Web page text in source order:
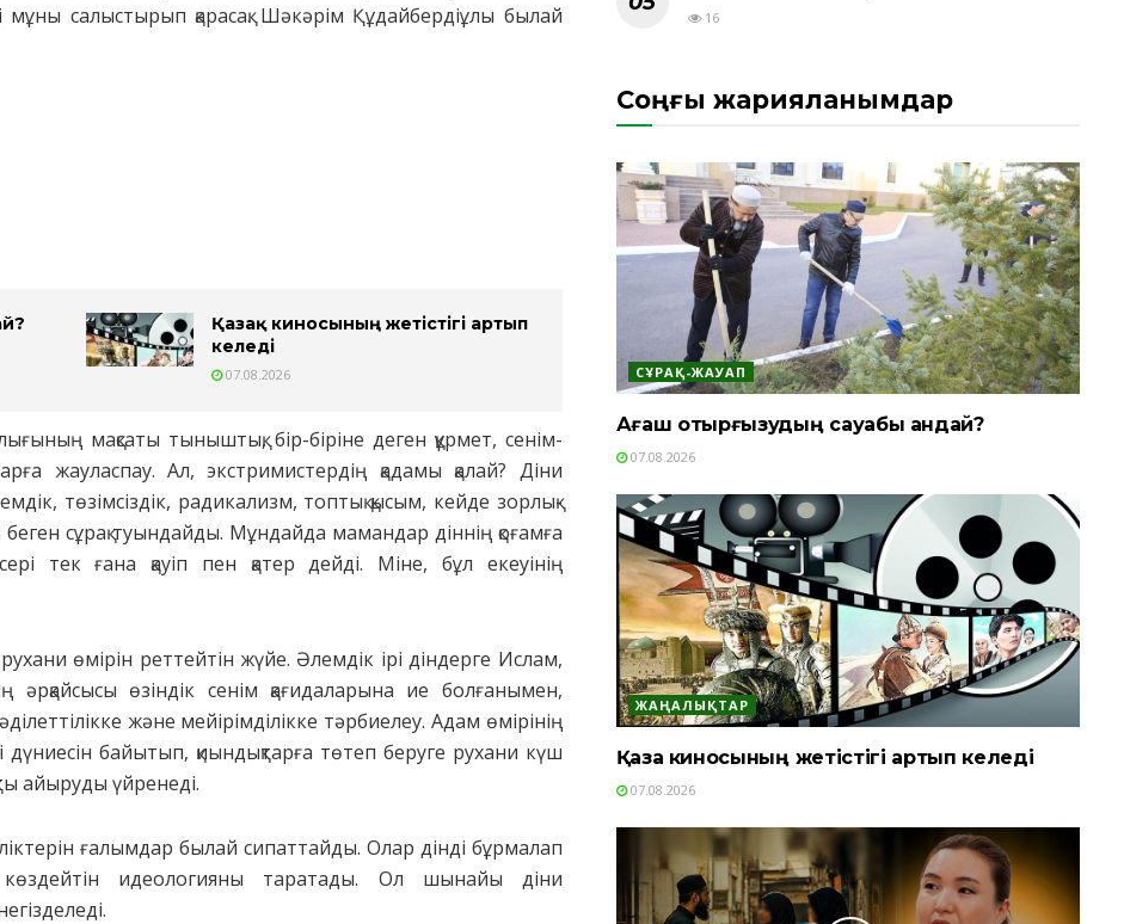
мұны салыстырып қарасақ. Шәкәрім Құдайбердіұлы былай
Қазақ киносының жетістігі артып
келеді
07.08.2026
мақсаты тыныштық, бір-біріне деген құрмет, сенім-
жауласпау. Ал, экстримистердің қадамы қалай? Діни
төзімсіздік, радикализм, топтық қысым, кейде зорлық-
беген сұрақ туындайды. Мұндайда мамандар діннің қоғамға
тек ғана қауіп пен қатер дейді. Міне, бұл екеуінің
өмірін реттейтін жүйе. Әлемдік ірі діндерге Ислам,
өзіндік сенім қағидаларына ие болғанымен,
және мейірімділікке тәрбиелеу. Адам өмірінің
байытып, қиындықтарға төтеп беруге рухани күш
айыруды үйренеді.
ғалымдар былай сипаттайды. Олар дінді бұрмалап
көздейтін идеологияны таратады. Ол шынайы діни
16
Соңғы жарияланымдар
СҰРАҚ-ЖАУАП
Ағаш отырғызудың сауабы қандай?
07.08.2026
ЖАҢАЛЫҚТАР
Қазақ киносының жетістігі артып келеді
07.08.2026